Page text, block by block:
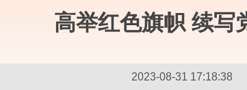
高举红色旗帜 续
2023-08-31 17:18:38